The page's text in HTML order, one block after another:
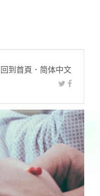
回到首頁 ． 简体中文